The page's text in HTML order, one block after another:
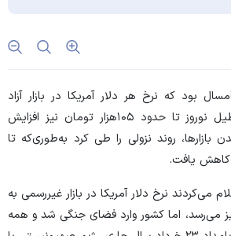
بود که نرخ هر دلار آمریکا در بازار آزاد
غیررسمی و در ایام تعطیل نوروز تا حدود ۱۰۵هزار تومان نیز افزایش
بازارها، روند نزولی را طی کرد به‌طوری‌که تا
می‌کردند نرخ دلار آمریکا در بازار غیررسمی به
تومان نیز می‌رسد، اما کشور وارد فضای جنگی شد و همه